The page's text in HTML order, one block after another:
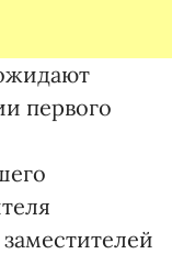
первого